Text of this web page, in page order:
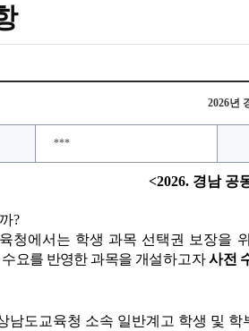
2026년
***
<2026. 경남 공
?
청에서는 학생 과목 선택권 보장을
요를 반영한 과목을 개설하고자사전
남도교육청 소속 일반계고 학생 및 학